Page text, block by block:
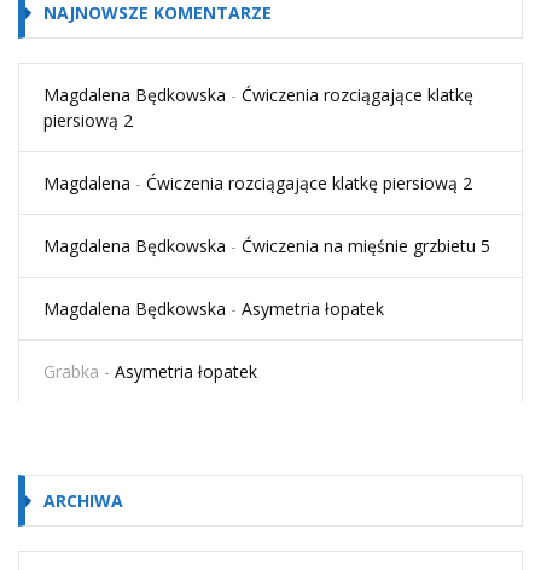
NAJNOWSZE KOMENTARZE
Magdalena Będkowska - Ćwiczenia rozciągające klatkę
piersiową 2
Magdalena - Ćwiczenia rozciągające klatkę piersiową 2
Magdalena Będkowska - Ćwiczenia na mięśnie grzbietu 5
Magdalena Będkowska - Asymetria łopatek
Grabka - Asymetria łopatek
ARCHIWA